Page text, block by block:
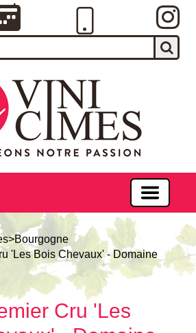
>Bourgogne
'Les Bois Chevaux' - Domaine
Cru 'Les